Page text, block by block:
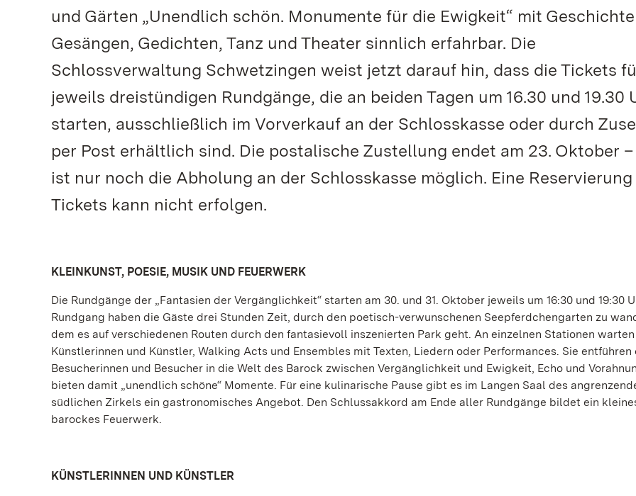
und Gärten „Unendlich schön. Monumente für die Ewigkeit“ mit
Gesängen, Gedichten, Tanz und Theater sinnlich erfahrbar. Die
Schlossverwaltung Schwetzingen weist jetzt darauf hin, dass die Tickets
jeweils dreistündigen Rundgänge, die an beiden Tagen um 16.30 und 19.30
starten, ausschließlich im Vorverkauf an der Schlosskasse oder durch
per Post erhältlich sind. Die postalische Zustellung endet am 23. Oktober –
ist nur noch die Abholung an der Schlosskasse möglich. Eine Reservierung
Tickets kann nicht erfolgen.
KLEINKUNST, POESIE, MUSIK UND FEUERWERK
Die Rundgänge der „Fantasien der Vergänglichkeit“ starten am 30. und 31. Oktober jeweils um 16:30 und 19:30
Rundgang haben die Gäste drei Stunden Zeit, durch den poetisch-verwunschenen Seepferdchengarten zu
dem es auf verschiedenen Routen durch den fantasievoll inszenierten Park geht. An einzelnen Stationen warten
Künstlerinnen und Künstler, Walking Acts und Ensembles mit Texten, Liedern oder Performances. Sie entführen
Besucherinnen und Besucher in die Welt des Barock zwischen Vergänglichkeit und Ewigkeit, Echo und
bieten damit „unendlich schöne“ Momente. Für eine kulinarische Pause gibt es im Langen Saal des
südlichen Zirkels ein gastronomisches Angebot. Den Schlussakkord am Ende aller Rundgänge bildet ein
barockes Feuerwerk.
KÜNSTLERINNEN UND KÜNSTLER